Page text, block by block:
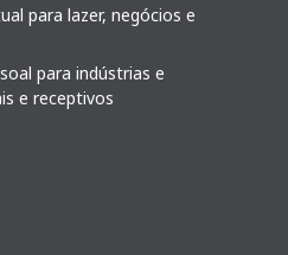
para lazer, negócios e
para indústrias e
e receptivos